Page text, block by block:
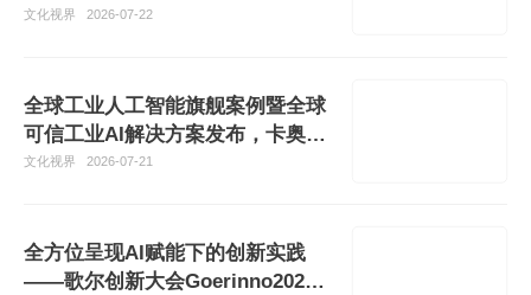
文化视界 2026-07-22
全球工业人工智能旗舰案例暨全球
可信工业AI解决方案发布，卡奥斯
方案成功入选
文化视界 2026-07-21
全方位呈现AI赋能下的创新实践
——歌尔创新大会Goerinno2026